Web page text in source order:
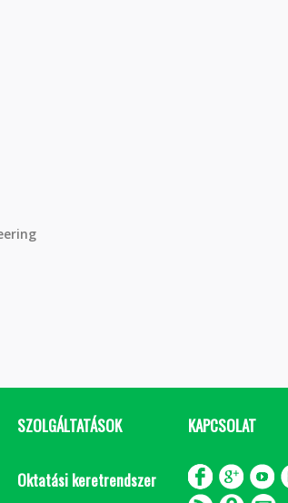
SZOLGÁLTATÁSOK
Oktatási keretrendszer
KAPCSOLAT